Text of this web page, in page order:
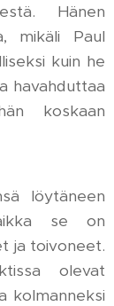
Hänen
mikäli Paul
kuin he
havahduttaa
koskaan
löytäneen
se on
ja toivoneet.
olevat
kolmanneksi